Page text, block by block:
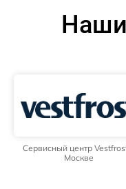
Сервисный центр
Москве